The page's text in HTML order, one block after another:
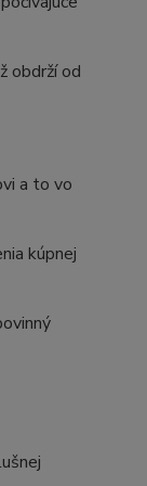
obdrží od
a to vo
kúpnej